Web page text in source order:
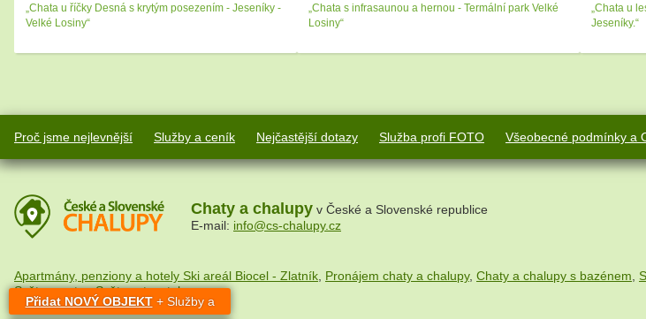
„Chata u říčky Desná s krytým posezením - Jeseníky -
Velké Losiny“
„Chata s infrasaunou a hernou - Termální park Velké
Losiny“
„Chata u
Jeseníky.“
Proč jsme nejlevnější Služby a ceník Nejčastější dotazy Služba profi FOTO Všeobecné podmínky a
Chaty a chalupy v České a Slovenské republice
E-mail: info@cs-chalupy.cz
Apartmány, penziony a hotely Ski areál Biocel - Zlatník Pronájem chaty a chalupy, Chaty a chalupy s bazénem
Svět na netu,Svět cestovatele
Přidat NOVÝ OBJEKT+ Služby a